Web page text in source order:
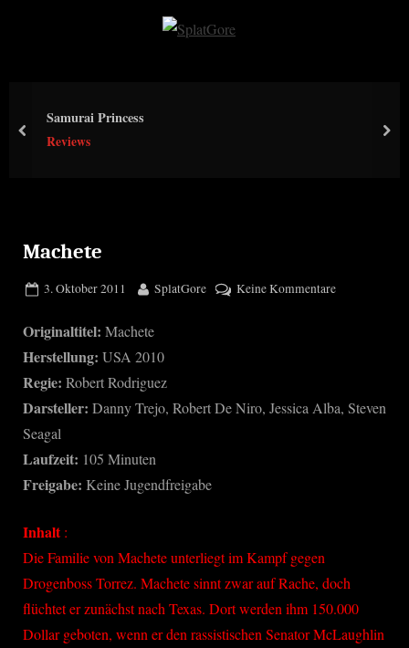
Samurai Princess
Reviews
prev
Machete
Posted
3. Oktober 2011 By
SplatGore Keine Kommentarezu
Originaltitel: Machete
Herstellung: USA 2010
Regie: Robert Rodriguez
Darsteller: Danny Trejo, Robert De Niro, Jessica Alba, Steven
Seagal
Laufzeit: 105 Minuten
Freigabe: Keine Jugendfreigabe
Inhalt:
Die Familie von Machete unterliegt im Kampf gegen
Drogenboss Torrez. Machete sinnt zwar auf Rache, doch
flüchtet er zunächst nach Texas. Dort werden ihm 150.000
Dollar geboten, wenn er den rassistischen Senator McLaughlin